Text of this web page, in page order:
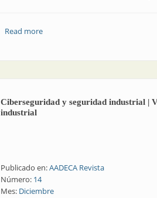
Read moreabout Soluciones para
Ciberseguridad y seguridad industrial |
industrial
Publicado en:AADECA Revista
Número: 14
Mes: Diciembre